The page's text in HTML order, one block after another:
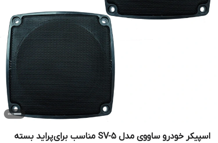
اسپیکر خودرو ساووی مدل SV-5 مناسب برای پراید بسته